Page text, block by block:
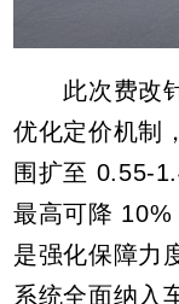
此次费改针
优化定价机制
围扩至 0.55-
最高可降 10%
是强化保障力
系统全面纳入